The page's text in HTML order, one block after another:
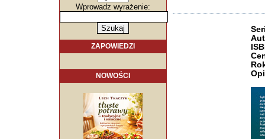
Wprowadz wyrażenie:
ZAPOWIEDZI
NOWOŚCI